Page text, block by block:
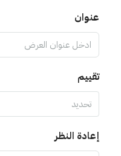
عنوان
تقييم
تحديد
إعادة النظر